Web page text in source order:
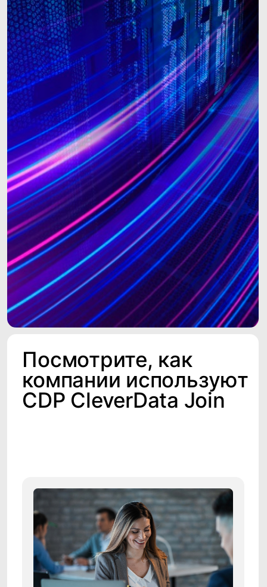
Оптимизация лидогенерации
для брокерской компании
смогли быстрее находить
контакты клиентов для
проведения маркетинговых
кампаний.
Достигнуто полное представление
о клиентском пути в экосистеме
компании.
Благодаря целевым обзвонам на
значительно повысить
эффективность своих звонков и
привлечь новых клиентов из
премиального сегмента.
подробнее→
подробнее→